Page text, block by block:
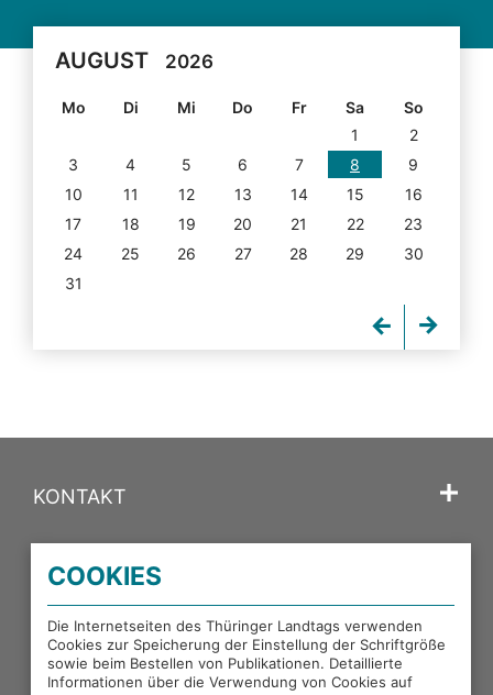
AUGUST 2026
Mo Di Mi Do Fr Sa
So
1
2
3
4 5 6 7 8
9
10
11 12 13 14 15
16
17
18 19 20 21 22
23
24
25 26 27 28 29
30
31
KONTAKT
PORTALE DES THÜRINGER LANDTAGS
EXTERNE LINKS
COOKIES
Die Internetseiten des Thüringer Landtags verwenden
Cookies zur Speicherung der Einstellung der Schriftgröße
sowie beim Bestellen von Publikationen. Detaillierte
Informationen über die Verwendung von Cookies auf